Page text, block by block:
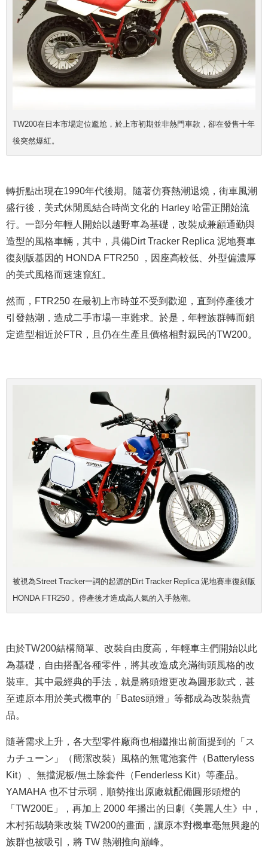
TW200在日本市場定位尷尬，於上市初期並非熱門車款，卻在發售十年
後突然爆紅。
轉折點出現在1990年代後期。隨著仿賽熱潮退燒，街車風潮
盛行後，美式休閒風結合時尚文化的 Harley 哈雷正開始流
行。一部分年輕人開始以越野車為基礎，改裝成兼顧通勤與
造型的風格車輛，其中，具備Dirt Tracker Replica 泥地賽車
復刻版基因的 HONDA FTR250 ，因座高較低、外型偏濃厚
的美式風格而速速竄紅。
然而，FTR250 在最初上市時並不受到歡迎，直到停產後才
引發熱潮，造成二手市場一車難求。於是，年輕族群轉而鎖
定造型相近於FTR，且 仍在生產且價格相對親民的TW200。
被視為Street Tracker一詞的起源的Dirt Tracker Replica 泥地賽車復刻版
HONDA FTR250 。停產後才造成高人氣的入手熱潮。
由於TW200結構簡單、改裝自由度高，年輕車主們開始以此
為基礎，自由搭配各種零件，將其改造成充滿街頭風格的改
裝車。其中最經典的手法，就是將頭燈更改為圓形款式，甚
至連原本用於美式機車的「Bates頭燈」等都成為改裝熱賣
品。
隨著需求上升，各大型零件廠商也相繼推出前面提到的「ス
カチューン」（簡潔改裝）風格的無電池套件（Batteryless
Kit）、無擋泥板/無土除套件（Fenderless Kit）等產品。
YAMAHA 也不甘示弱，順勢推出原廠就配備圓形頭燈的
「TW200E」，再加上 2000 年播出的日劇《美麗人生》中，
木村拓哉騎乘改裝 TW200的畫面，讓原本對機車毫無興趣的
族群也被吸引，將 TW 熱潮推向巔峰。